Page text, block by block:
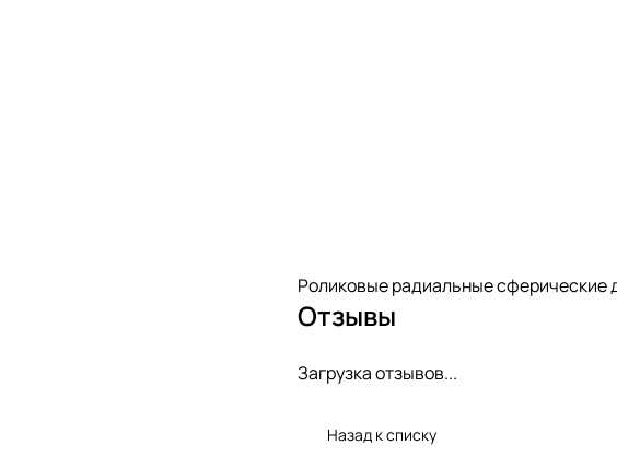
Роликовые радиальные сферические
Отзывы
Загрузка отзывов...
Назад к списку